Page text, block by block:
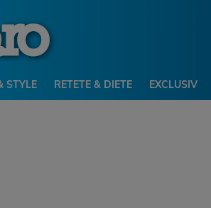
STYLE RETETE & DIETE EXCLUSIV